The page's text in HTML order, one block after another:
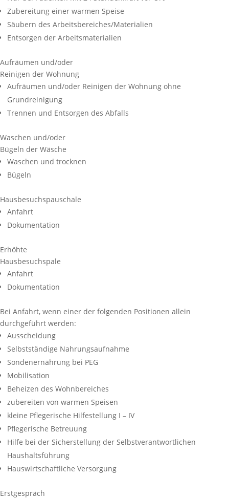
Zubereitung einer warmen Speise
Säubern des Arbeitsbereiches/Materialien
Entsorgen der Arbeitsmaterialien
Aufräumen und/oder
Reinigen der Wohnung
Aufräumen und/oder Reinigen der Wohnung ohne
Grundreinigung
Trennen und Entsorgen des Abfalls
Waschen und/oder
Bügeln der Wäsche
Waschen und trocknen
Bügeln
Hausbesuchspauschale
Anfahrt
Dokumentation
Erhöhte
Hausbesuchspale
Anfahrt
Dokumentation
Bei Anfahrt, wenn einer der folgenden Positionen allein
durchgeführt werden:
Ausscheidung
Selbstständige Nahrungsaufnahme
Sondenernährung bei PEG
Mobilisation
Beheizen des Wohnbereiches
zubereiten von warmen Speisen
kleine Pflegerische Hilfestellung I – IV
Pflegerische Betreuung
Hilfe bei der Sicherstellung der Selbstverantwortlichen
Haushaltsführung
Hauswirtschaftliche Versorgung
Erstgespräch